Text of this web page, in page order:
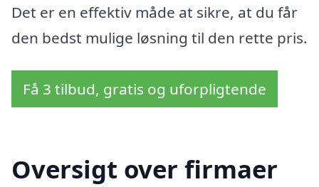
Det er en effektiv måde at sikre, at du får
den bedst mulige løsning til den rette pris.
Få 3 tilbud, gratis og uforpligtende
Oversigt over firmaer